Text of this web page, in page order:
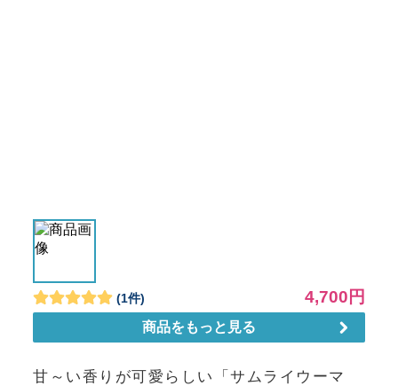
甘～い香りが可愛らしい「サムライウーマ